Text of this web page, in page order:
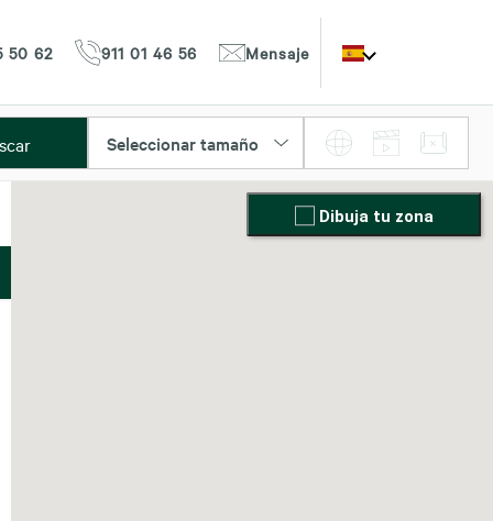
50 62 911 01 46 56 Mensaje
Seleccionar tamaño
Dibuja tu zona